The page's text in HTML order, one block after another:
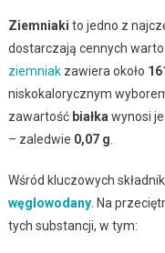
Ziemniaki to jedno z
dostarczają cennych
ziemniakzawiera około
niskokalorycznym
zawartość białka wynosi
– zaledwie 0,07 g
Wśród kluczowych
węglowodany. Na
tych substancji, w tym: